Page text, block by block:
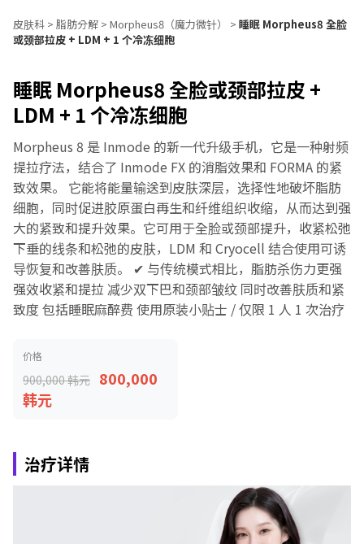
皮肤科 > 脂肪分解 > Morpheus8（魔力微针） > 睡眠 Morpheus8 全脸
或颈部拉皮 + LDM + 1 个冷冻细胞
睡眠 Morpheus8 全脸或颈部拉皮 +
LDM + 1 个冷冻细胞
Morpheus 8 是 Inmode 的新一代升级手机，它是一种射频
提拉疗法，结合了 Inmode FX 的消脂效果和 FORMA 的紧
致效果。 它能将能量输送到皮肤深层，选择性地破坏脂肪
细胞，同时促进胶原蛋白再生和纤维组织收缩，从而达到强
大的紧致和提升效果。它可用于全脸或颈部提升，收紧松弛
下垂的线条和松弛的皮肤，LDM 和 Cryocell 结合使用可诱
导恢复和改善肤质。 ✔ 与传统模式相比，脂肪杀伤力更强
强效收紧和提拉 减少双下巴和颈部皱纹 同时改善肤质和紧
致度 包括睡眠麻醉费 使用原装小贴士 / 仅限 1 人 1 次治疗
价格
900,000 韩元 800,000
韩元
治疗详情